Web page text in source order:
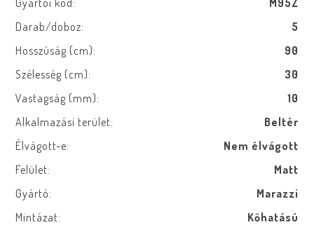
Darab/doboz:
5
Hosszúság (cm):
90
Szélesség (cm):
30
Vastagság (mm):
10
Alkalmazási terület:
Beltér
Élvágott-e:
Nem élvágott
Felület:
Matt
Gyártó:
Marazzi
Mintázat:
Kőhatású